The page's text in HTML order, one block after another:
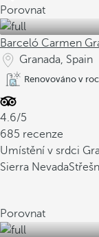
Porovnat
Barceló Carmen
Granada, Spain
Renovováno v
4.6/5
685 recenze
Umístění v srdci
Sierra Nevada
Porovnat